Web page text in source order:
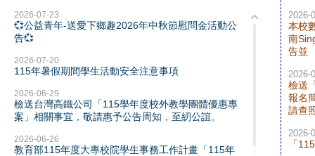
2026-07-23
💞公益青年-送愛下鄉趣2026年中秋節慰問金活動公
告💞
2026-07-20
115年暑假期間學生活動安全注意事項
2026-06-29
檢送台灣高鐵公司「115學年度校外教學團體優惠專
案」相關事宜，敬請惠予公告周知，至紉公誼。
2026-06-26
教育部115年度大專校院學生事務工作計畫「115年
2026-
本校
南
告並
2026-
檢送
報名
請查
2026-
「